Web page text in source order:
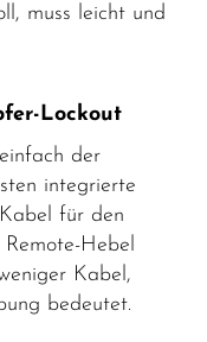
muss leicht und
Lockout
der
integrierte
für den
Hebel
Kabel,
bedeutet.